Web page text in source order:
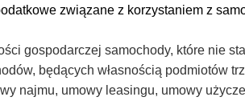
związane z korzystaniem z
gospodarczej samochody, które nie
będących własnością podmiotów
najmu, umowy leasingu, umowy